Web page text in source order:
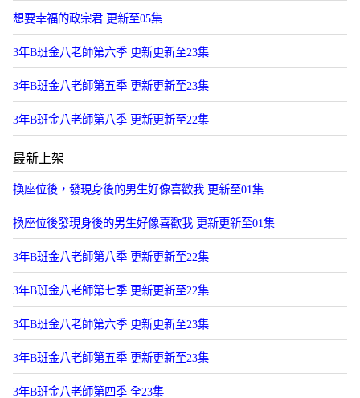
想要幸福的政宗君 更新至05集
3年B班金八老師第六季 更新更新至23集
3年B班金八老師第五季 更新更新至23集
3年B班金八老師第八季 更新更新至22集
最新上架
換座位後，發現身後的男生好像喜歡我 更新至01集
換座位後發現身後的男生好像喜歡我 更新更新至01集
3年B班金八老師第八季 更新更新至22集
3年B班金八老師第七季 更新更新至22集
3年B班金八老師第六季 更新更新至23集
3年B班金八老師第五季 更新更新至23集
3年B班金八老師第四季 全23集